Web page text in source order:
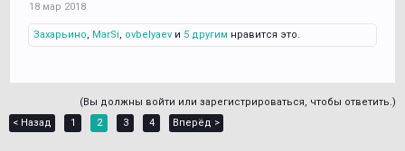
18 мар 2018
Захарьино, MarSi, ovbelyaev и 5 другим нравится это.
(Вы должны войти или зарегистрироваться, чтобы ответить.)
< Назад
1 2 3 4 Вперёд >